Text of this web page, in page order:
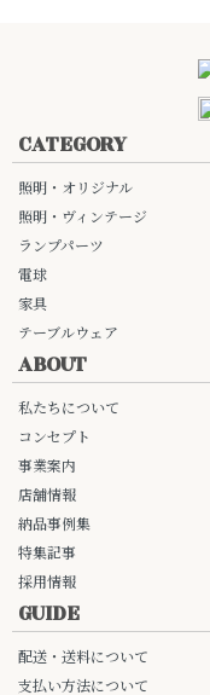
CATEGORY
照明・オリジナル
照明・ヴィンテージ
ランプパーツ
電球
家具
テーブルウェア
ABOUT
私たちについて
コンセプト
事業案内
店舗情報
納品事例集
特集記事
採用情報
GUIDE
配送・送料について
支払い方法について